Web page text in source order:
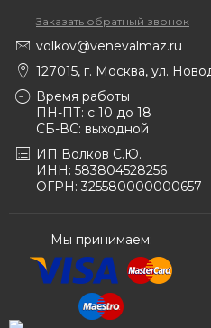
Заказать обратный звонок
volkov@venevalmaz.ru
127015, г. Москва, ул.
Время работы
ПН-ПТ: с 10 до 18
СБ-ВС: выходной
ИП Волков С.Ю.
ИНН: 583804528256
ОГРН: 325580000000657
Мы принимаем: